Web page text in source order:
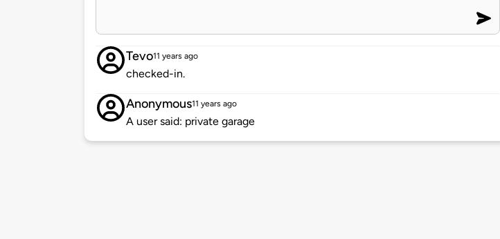
Tevo11 years ago
checked-in.
Anonymous11 years ago
A user said: private garage